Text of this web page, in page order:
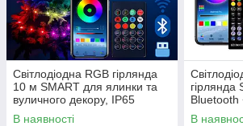
Світлодіодна RGB гірлянда
10 м SMART для ялинки та
вуличного декору, IP65
В наявності
Bluetooth
В